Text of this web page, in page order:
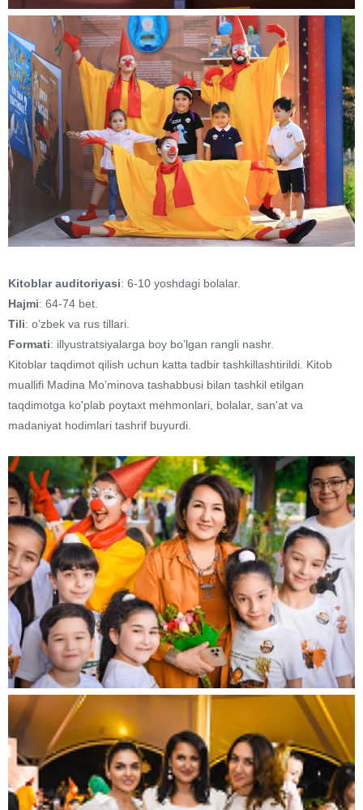
Kitoblar auditoriyasi: 6-10 yoshdagi bolalar.
Hajmi: 64-74 bet.
Tili: oʼzbek va rus tillari.
Formati: illyustratsiyalarga boy boʼlgan rangli nashr.
Kitoblar taqdimot qilish uchun katta tadbir tashkillashtirildi. Kitob
muallifi Madina Moʼminova tashabbusi bilan tashkil etilgan
taqdimotga ko'plab poytaxt mehmonlari, bolalar, san'at va
madaniyat hodimlari tashrif buyurdi.